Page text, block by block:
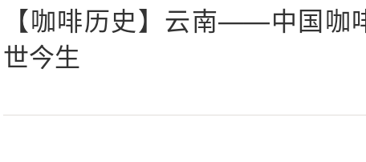
【咖啡历史】云南——中国咖
世今生